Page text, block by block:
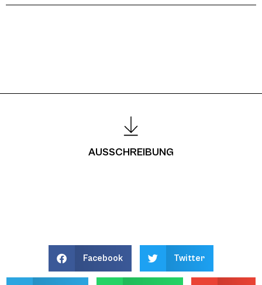
AUSSCHREIBUNG
Facebook Twitter